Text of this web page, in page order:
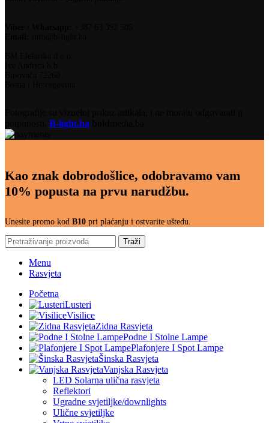
B-light.ba
Kao znak dobrodošlice, odobravamo vam
10% popusta na prvu narudžbu.
Unesite promo kod B10 pri plaćanju i ostvarite uštedu.
Traži
Menu
Rasvjeta
Početna
Lusteri
Visilice
Zidna Rasvjeta
Podne I Stolne Lampe
Plafonjere I Spot Lampe
Šinska Rasvjeta
Vanjska Rasvjeta
LED Solarna ulična rasvjeta
Reflektori
Ugradne svjetiljke/downlights
Ulične svjetiljke